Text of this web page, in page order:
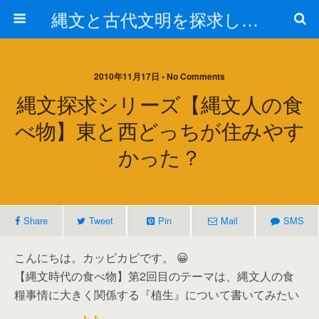
縄文と古代文明を探求しよう！
2010年11月17日 • No Comments
縄文探求シリーズ【縄文人の食
べ物】東と西どっちが住みやす
かった？
Share Tweet Pin Mail SMS
こんにちは。カッピカピです。 😀
【縄文時代の食べ物】第2回目のテーマは、縄文人の食
糧事情に大きく関係する『植生』について書いてみたい